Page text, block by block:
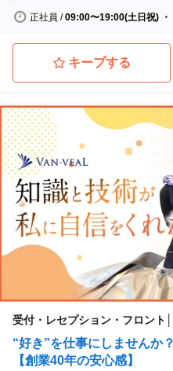
正社員 /09:00〜19:00(土日祝)
キープする
受付・レセプション・フロント
“好き”を仕事にしませんか
【創業40年の安心感】